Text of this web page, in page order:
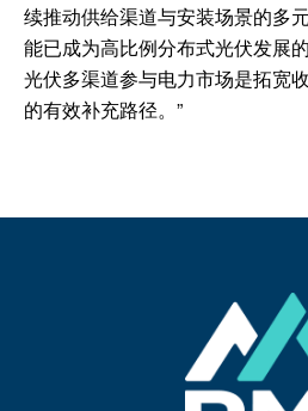
续推动供给渠道与安装场景的多
能已成为高比例分布式光伏发展
光伏多渠道参与电力市场是拓宽
的有效补充路径。”